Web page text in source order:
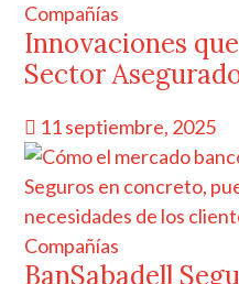
Compañías
Innovaciones
Sector
11 septiembre, 2025
Compañías
BanSabadell